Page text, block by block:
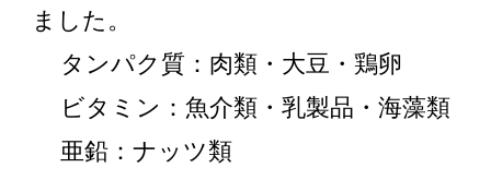
ました。
タンパク質：肉類・大豆・鶏卵
ビタミン：魚介類・乳製品・海藻類
亜鉛：ナッツ類